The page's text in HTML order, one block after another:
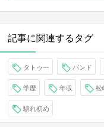
記事に関連するタグ
タトゥー バンド
学歴 年収 松
馴れ初め